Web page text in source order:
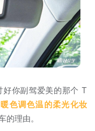
好你副驾爱美的那个 T
色调色温的柔光化妆
的理由。